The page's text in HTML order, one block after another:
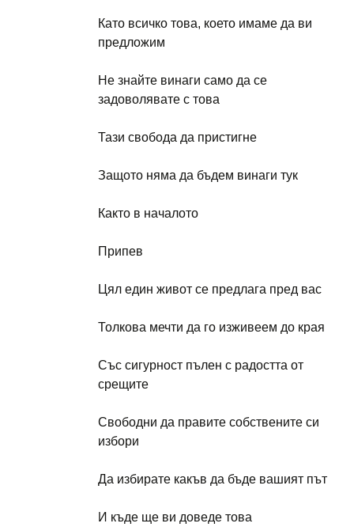
Като всичко това, което имаме да ви
предложим
Не знайте винаги само да се
задоволявате с това
Тази свобода да пристигне
Защото няма да бъдем винаги тук
Както в началото
Припев
Цял един живот се предлага пред вас
Толкова мечти да го изживеем до края
Със сигурност пълен с радостта от
срещите
Свободни да правите собствените си
избори
Да избирате какъв да бъде вашият път
И къде ще ви доведе това